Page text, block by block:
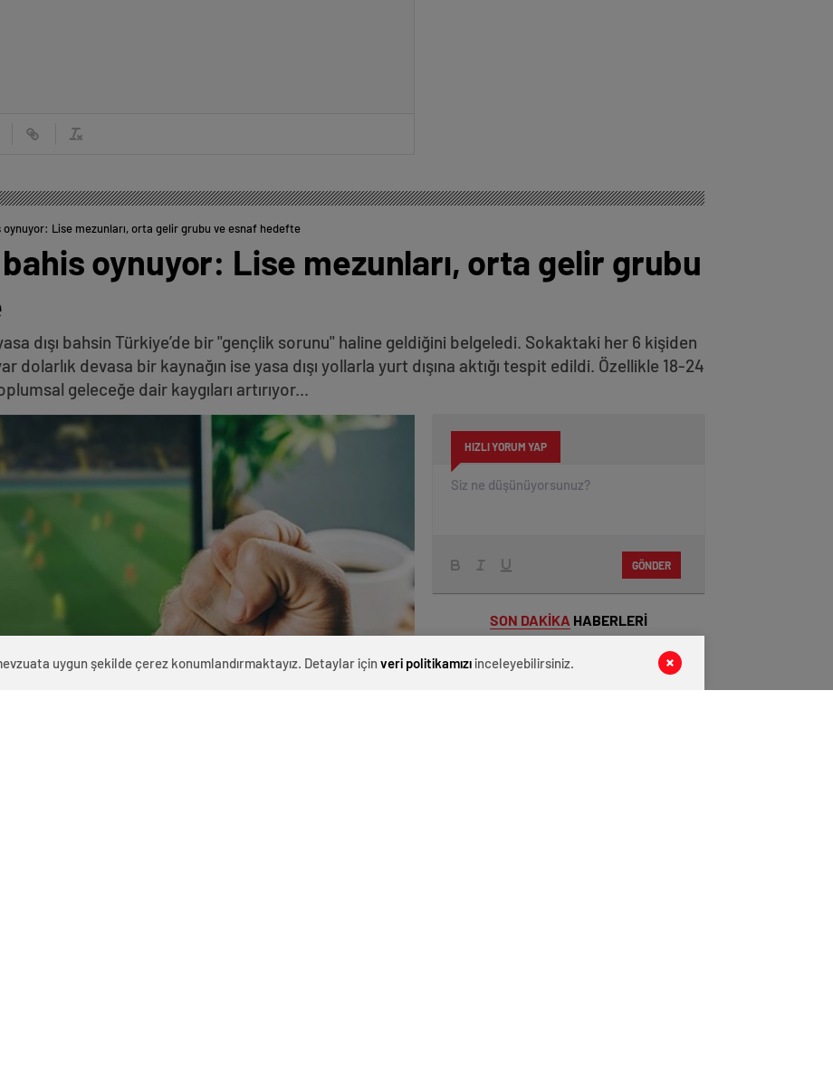
oynuyor: Lise mezunları, orta gelir grubu ve esnaf hedefte
oynuyor: Lise mezunları, orta gelir grubu
dışı bahsin Türkiye’de bir "gençlik sorunu" haline geldiğini belgeledi. Sokaktaki her 6 kişiden
dolarlık devasa bir kaynağın ise yasa dışı yollarla yurt dışına aktığı tespit edildi. Özellikle 18-24
geleceğe dair kaygıları artırıyor...
HIZLI YORUM YAP
GÖNDER
SON DAKİKA HABERLERİ
GÜNDEM 07 Ağustos 2026
uygun şekilde çerez konumlandırmaktayız. Detaylar için veri politikamızıinceleyebilirsiniz.